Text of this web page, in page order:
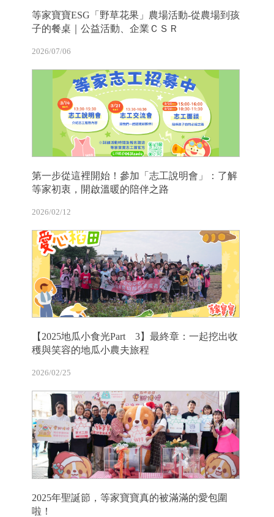
等家寶寶ESG「野草花果」農場活動-從農場到孩
子的餐桌｜公益活動、企業ＣＳＲ
2026/07/06
第一步從這裡開始！參加「志工說明會」：了解
等家初衷，開啟溫暖的陪伴之路
2026/02/12
【2025地瓜小食光Part 3】最終章：一起挖出收
穫與笑容的地瓜小農夫旅程
2026/02/25
2025年聖誕節，等家寶寶真的被滿滿的愛包圍
啦！